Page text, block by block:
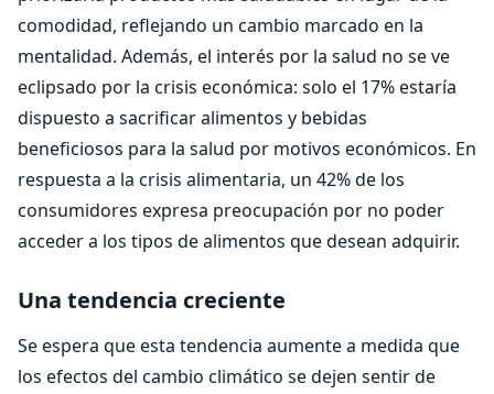
comodidad, reflejando un cambio marcado en la
mentalidad. Además, el interés por la salud no se ve
eclipsado por la crisis económica: solo el 17% estaría
dispuesto a sacrificar alimentos y bebidas
beneficiosos para la salud por motivos económicos. En
respuesta a la crisis alimentaria, un 42% de los
consumidores expresa preocupación por no poder
acceder a los tipos de alimentos que desean adquirir.
Una tendencia creciente
Se espera que esta tendencia aumente a medida que
los efectos del cambio climático se dejen sentir de